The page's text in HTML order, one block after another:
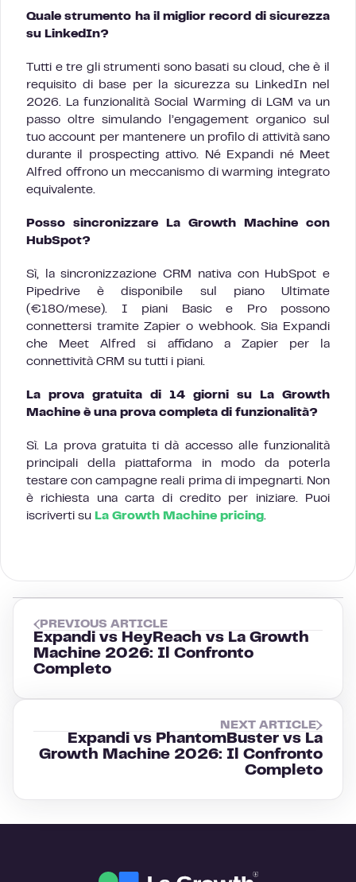
Quale strumento ha il miglior record di sicurezza
su LinkedIn?
Tutti e tre gli strumenti sono basati su cloud, che è il
requisito di base per la sicurezza su LinkedIn nel
2026. La funzionalità Social Warming di LGM va un
passo oltre simulando l’engagement organico sul
tuo account per mantenere un profilo di attività sano
durante il prospecting attivo. Né Expandi né Meet
Alfred offrono un meccanismo di warming integrato
equivalente.
Posso sincronizzare La Growth Machine con
HubSpot?
Sì, la sincronizzazione CRM nativa con HubSpot e
Pipedrive è disponibile sul piano Ultimate
(€180/mese). I piani Basic e Pro possono
connettersi tramite Zapier o webhook. Sia Expandi
che Meet Alfred si affidano a Zapier per la
connettività CRM su tutti i piani.
La prova gratuita di 14 giorni su La Growth
Machine è una prova completa di funzionalità?
Sì. La prova gratuita ti dà accesso alle funzionalità
principali della piattaforma in modo da poterla
testare con campagne reali prima di impegnarti. Non
è richiesta una carta di credito per iniziare. Puoi
iscriverti su La Growth Machine pricing.
PREVIOUS ARTICLE
Expandi vs HeyReach vs La Growth
Machine 2026: Il Confronto
Completo
NEXT ARTICLE
Expandi vs PhantomBuster vs La
Growth Machine 2026: Il Confronto
Completo